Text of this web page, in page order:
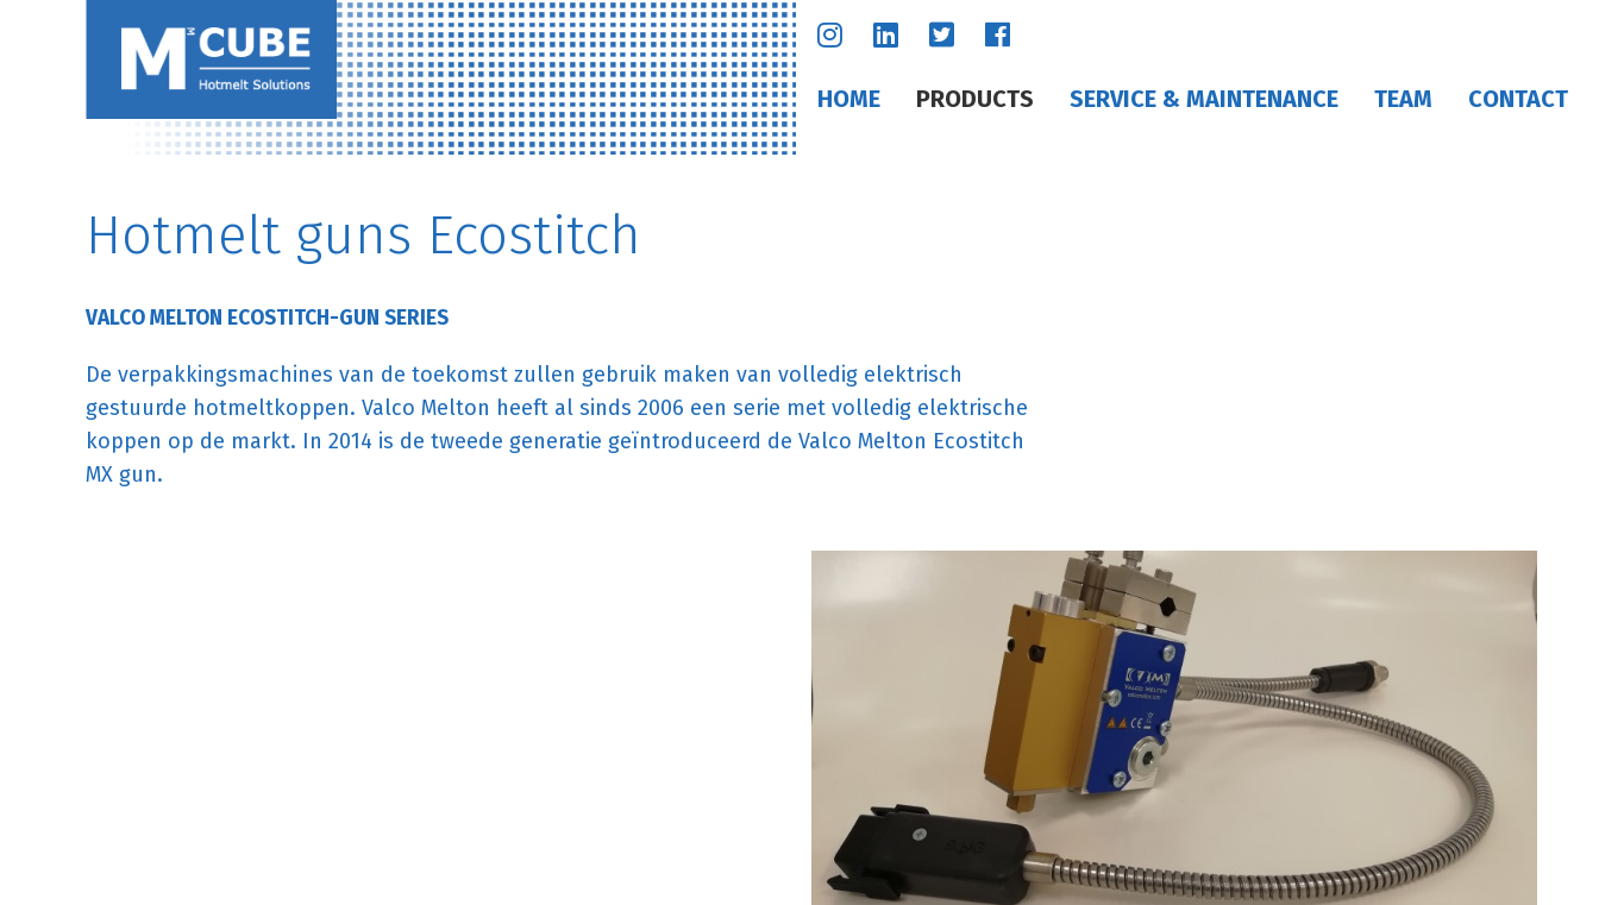
HOME PRODUCTS SERVICE & MAINTENANCE TEAM CONTACT
Hotmelt guns Ecostitch
VALCO MELTON ECOSTITCH-GUN SERIES
De verpakkingsmachines van de toekomst zullen gebruik maken van volledig elektrisch
gestuurde hotmeltkoppen. Valco Melton heeft al sinds 2006 een serie met volledig elektrische
koppen op de markt. In 2014 is de tweede generatie geïntroduceerd de Valco Melton Ecostitch
MX gun.